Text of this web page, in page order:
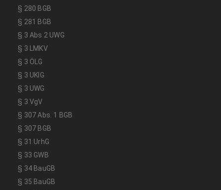
§ 280 BGB
§ 281 BGB
§ 3 Abs 2 UWG
§ 3 LMKV
§ 3 ÖLG
§ 3 UKlG
§ 3 UWG
§ 3 VgV
§ 307 Abs. 1 BGB
§ 307 BGB
§ 31 UrhG
§ 33 GWB
§ 34 BauGB
§ 35 BauGB